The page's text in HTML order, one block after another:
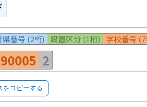
県番号 (2桁) 設置区分 (1桁) 学校番号
2
をコピーする